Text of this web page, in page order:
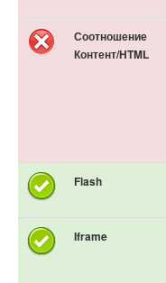
Соотношение
Контент/HTML
Flash
Iframe